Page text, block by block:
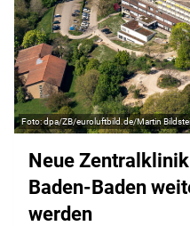
dpa/ZB/euroluftbild.de/Martin
Neue
Baden-Baden
werden